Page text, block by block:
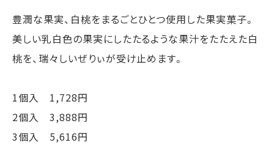
豊潤な果実、白桃をまるごとひとつ使用した果実菓子。
美しい乳白色の果実にしたたるような果汁をたたえた白
桃を、瑞々しいぜりぃが受け止めます。
1個入 1,728円
2個入 3,888円
3個入 5,616円